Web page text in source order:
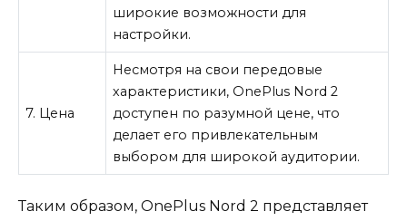
широкие возможности для
настройки.
7. Цена
Несмотря на свои передовые
характеристики, OnePlus Nord 2
доступен по разумной цене, что
делает его привлекательным
выбором для широкой аудитории.
Таким образом, OnePlus Nord 2 представляет